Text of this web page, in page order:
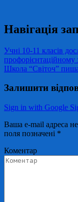
Навігація
Учні 10-11 класів
профорієнтаційному
Школа “Світоч”
Залишити
Sign in with Google
Ваша e-mail адреса
поля позначені *
Коментар